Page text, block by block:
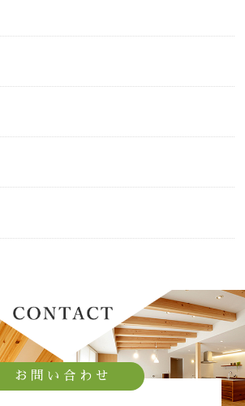
お問い合わせ